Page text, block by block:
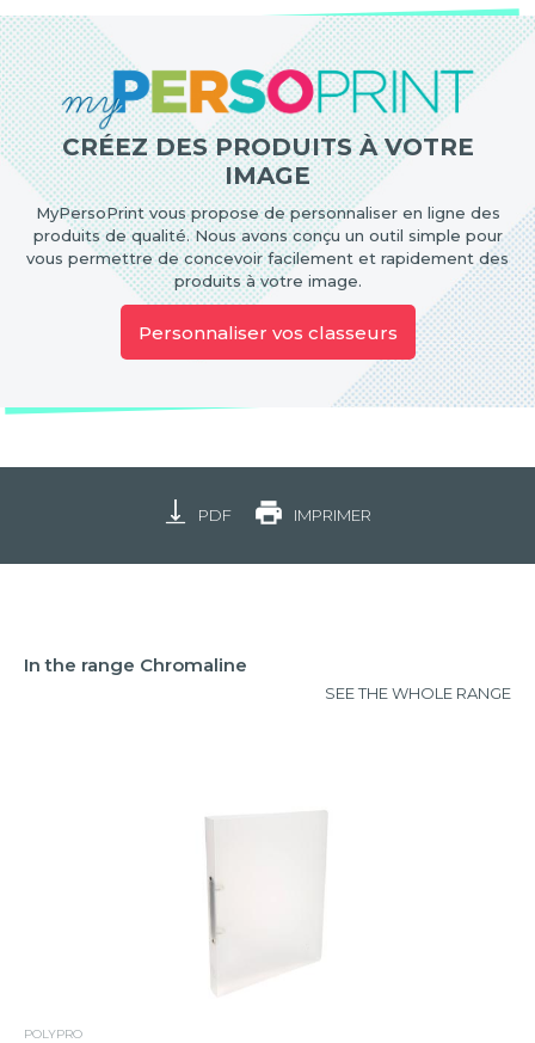
CRÉEZ DES PRODUITS À VOTRE
IMAGE
MyPersoPrint vous propose de personnaliser en ligne des
produits de qualité. Nous avons conçu un outil simple pour
vous permettre de concevoir facilement et rapidement des
produits à votre image.
Personnaliser vos classeurs
PDF IMPRIMER
In the range Chromaline
SEE THE WHOLE RANGE
POLYPRO